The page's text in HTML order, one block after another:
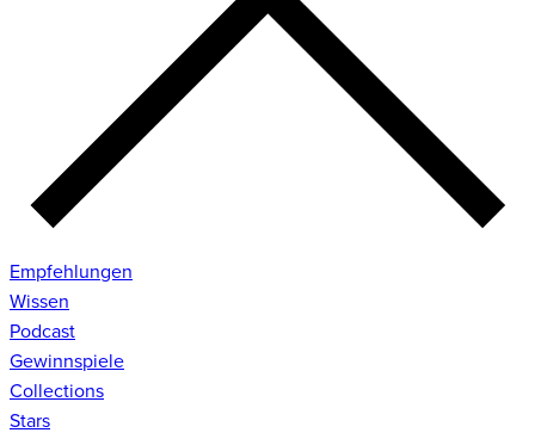
Empfehlungen
Wissen
Podcast
Gewinnspiele
Collections
Stars